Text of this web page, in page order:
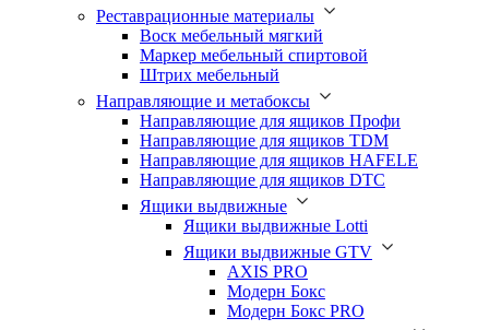
Реставрационные материалы
Воск мебельный мягкий
Маркер мебельный спиртовой
Штрих мебельный
Направляющие и метабоксы
Направляющие для ящиков Профи
Направляющие для ящиков TDM
Направляющие для ящиков HAFELE
Направляющие для ящиков DTC
Ящики выдвижные
Ящики выдвижные Lotti
Ящики выдвижные GTV
AXIS PRO
Модерн Бокс
Модерн Бокс PRO